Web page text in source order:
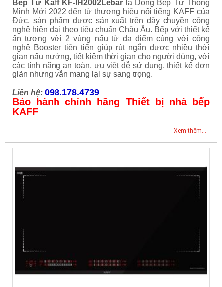
Bếp Từ Kaff KF-IH2002Lebar là Dòng Bếp Từ Thông
Minh Mới 2022 đến từ thương hiệu nổi tiếng KAFF của
Đức, sản phẩm được sản xuất trên dây chuyền công
nghệ hiện đại theo tiêu chuẩn Châu Âu. Bếp với thiết kế
ấn tượng với 2 vùng nấu từ đa điểm cùng với công
nghệ Booster tiên tiến giúp rút ngắn được nhiều thời
gian nấu nướng, tiết kiệm thời gian cho người dùng, với
các tính năng an toàn, ưu việt dễ sử dụng, thiết kế đơn
giản nhưng vẫn mang lại sự sang trọng.
Liên hệ: 098.178.4739
Bảo hành chính hãng Thiết bị nhà bếp
KAFF
Xem thêm...